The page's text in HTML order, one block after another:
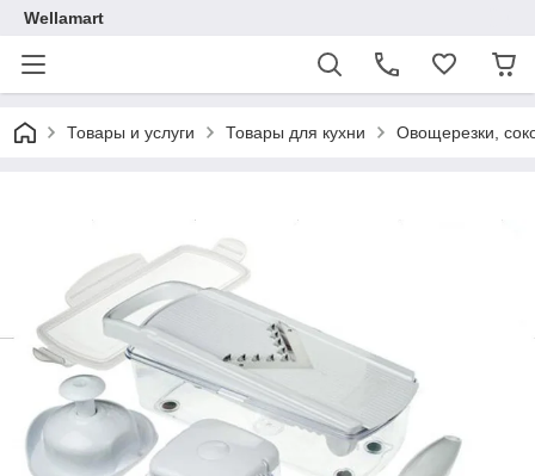
Wellamart
Товары и услуги Товары для кухни Овощерезки,